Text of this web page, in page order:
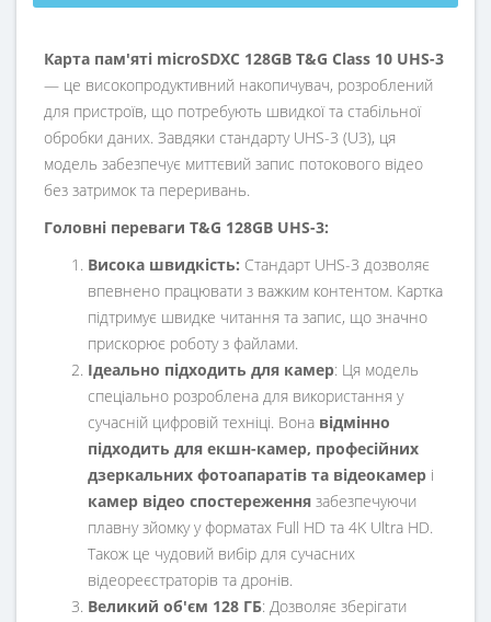
Карта пам'яті microSDXC 128GB T&G Class 10 UHS-3
— це високопродуктивний накопичувач, розроблений
для пристроїв, що потребують швидкої та стабільної
обробки даних. Завдяки стандарту UHS-3 (U3), ця
модель забезпечує миттєвий запис потокового відео
без затримок та переривань.
Головні переваги T&G 128GB UHS-3:
Висока швидкість: Стандарт UHS-3 дозволяє
впевнено працювати з важким контентом. Картка
підтримує швидке читання та запис, що значно
прискорює роботу з файлами.
Ідеально підходить для камер: Ця модель
спеціально розроблена для використання у
сучасній цифровій техніці. Вона відмінно
підходить для екшн-камер, професійних
дзеркальних фотоапаратів та відеокамер і
камер відео спостереження забезпечуючи
плавну зйомку у форматах Full HD та 4K Ultra HD.
Також це чудовий вибір для сучасних
відеореєстраторів та дронів.
Великий об'єм 128 ГБ: Дозволяє зберігати